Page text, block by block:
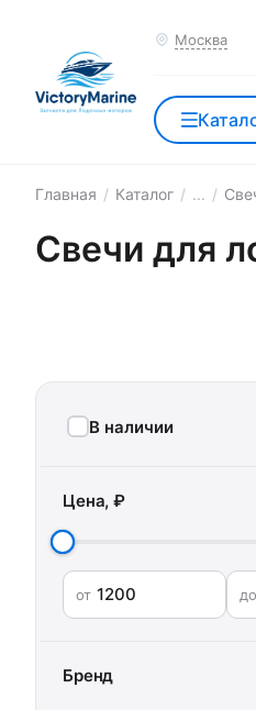
Москва
Главная / Каталог / ... /
Свечи для
В наличии
Цена, ₽
от до
Бренд